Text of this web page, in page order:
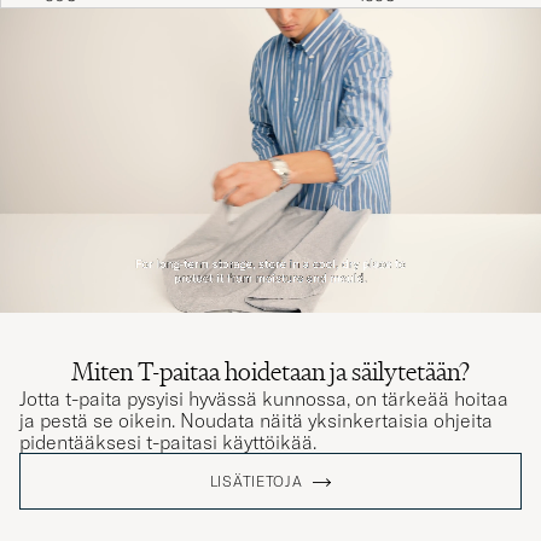
OSTETTU OSOITTEESSA CAREOFCARL.SE
Laadukas tuote, nopea toimitus.
OSTETTU OSOITTEESSA CAREOFCARL.FI
Myk og behagelig kvalitet
Myk og behagelig kvalitet
OSTETTU OSOITTEESSA CAREOFCARL.NO
Miten T-paitaa hoidetaan ja säilytetään?
Jotta t-paita pysyisi hyvässä kunnossa, on tärkeää hoitaa
ja pestä se oikein. Noudata näitä yksinkertaisia ohjeita
pidentääksesi t-paitasi käyttöikää.
LISÄTIETOJA